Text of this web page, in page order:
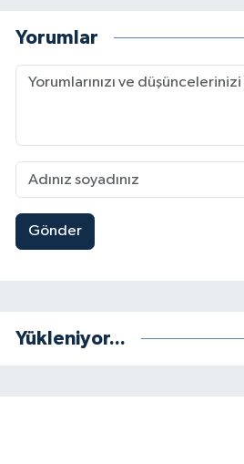
Yorumlar
Gönder
Yükleniyor...